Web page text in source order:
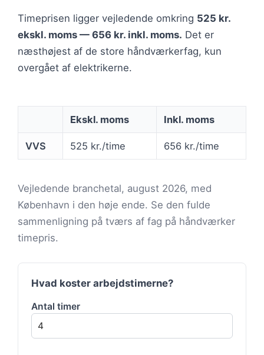
Timeprisen ligger vejledende omkring 525 kr.
ekskl. moms — 656 kr. inkl. moms. Det er
næsthøjest af de store håndværkerfag, kun
overgået af elektrikerne.
Ekskl. moms Inkl. moms
VVS 525 kr./time 656 kr./time
Vejledende branchetal, august 2026, med
København i den høje ende. Se den fulde
sammenligning på tværs af fag på håndværker
timepris.
Hvad koster arbejdstimerne?
Antal timer